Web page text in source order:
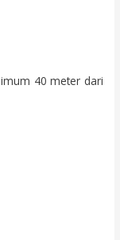
40 meter dari